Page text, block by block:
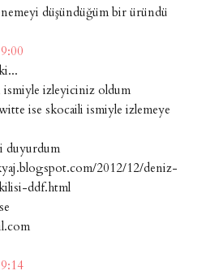
düşündüğüm bir üründü
ismiyle izleyiciniz oldum
ise skocaili ismiyle izlemeye
duyurdum
2012/12/deniz-
ddf.html